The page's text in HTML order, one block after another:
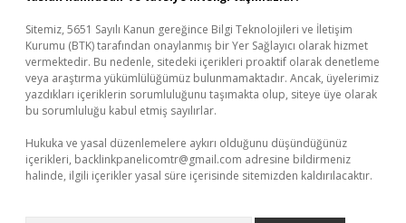
Sitemiz, 5651 Sayılı Kanun gereğince Bilgi Teknolojileri ve İletişim
Kurumu (BTK) tarafından onaylanmış bir Yer Sağlayıcı olarak hizmet
vermektedir. Bu nedenle, sitedeki içerikleri proaktif olarak denetleme
veya araştırma yükümlülüğümüz bulunmamaktadır. Ancak, üyelerimiz
yazdıkları içeriklerin sorumluluğunu taşımakta olup, siteye üye olarak
bu sorumluluğu kabul etmiş sayılırlar.
Hukuka ve yasal düzenlemelere aykırı olduğunu düşündüğünüz
içerikleri, backlinkpanelicomtr@gmail.com adresine bildirmeniz
halinde, ilgili içerikler yasal süre içerisinde sitemizden kaldırılacaktır.